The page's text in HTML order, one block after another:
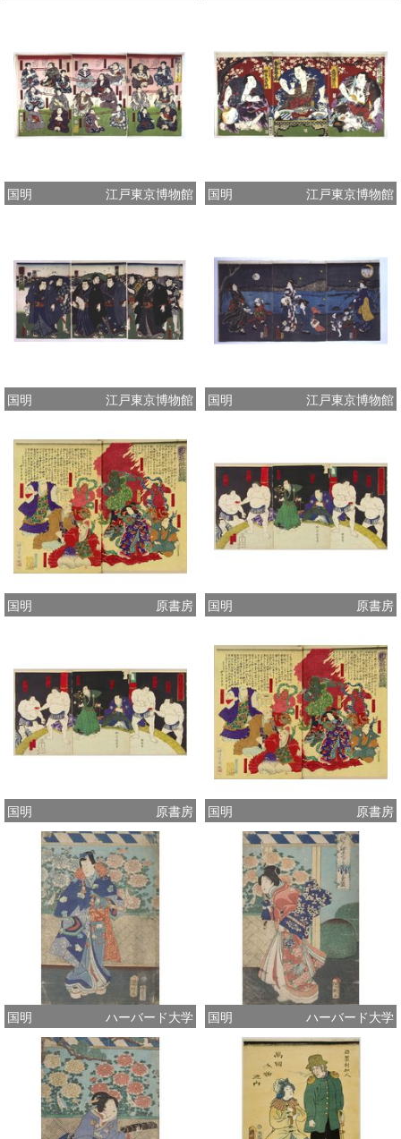
国明 江戸東京博物館 国明 江戸東京博物館
国明 江戸東京博物館 国明 江戸東京博物館
国明 原書房 国明 原書房
国明 原書房 国明 原書房
国明 ハーバード大学 国明 ハーバード大学